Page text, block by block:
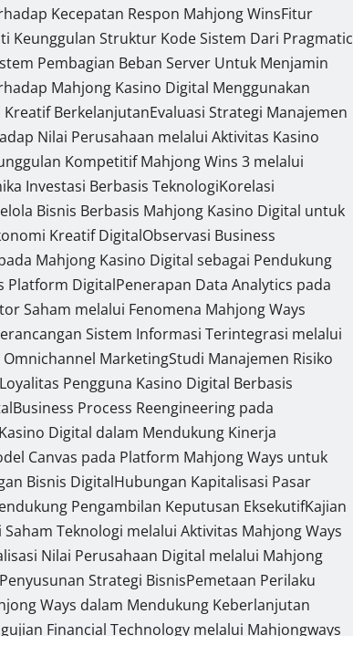
Kecepatan Respon Mahjong WinsFitur
Keunggulan Struktur Kode Sistem Dari Pragmatic
Pembagian Beban Server Untuk Menjamin
Mahjong Kasino Digital Menggunakan
BerkelanjutanEvaluasi Strategi Manajemen
Nilai Perusahaan melalui Aktivitas Kasino
Kompetitif Mahjong Wins 3 melalui
Investasi Berbasis TeknologiKorelasi
Bisnis Berbasis Mahjong Kasino Digital untuk
Kreatif DigitalObservasi Business
Mahjong Kasino Digital sebagai Pendukung
Platform DigitalPenerapan Data Analytics pada
Saham melalui Fenomena Mahjong Ways
Sistem Informasi Terintegrasi melalui
MarketingStudi Manajemen Risiko
Pengguna Kasino Digital Berbasis
Business Process Reengineering pada
Digital dalam Mendukung Kinerja
Canvas pada Platform Mahjong Ways untuk
Bisnis DigitalHubungan Kapitalisasi Pasar
Pengambilan Keputusan EksekutifKajian
Teknologi melalui Aktivitas Mahjong Ways
Nilai Perusahaan Digital melalui Mahjong
Strategi BisnisPemetaan Perilaku
Ways dalam Mendukung Keberlanjutan
Financial Technology melalui Mahjongways